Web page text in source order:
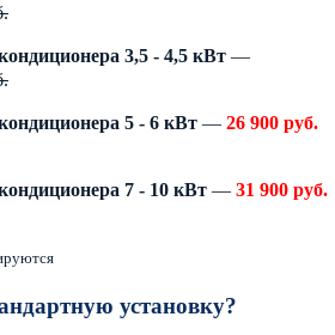
3,5 - 4,5 кВт —
5 - 6 кВт — 26 900 руб.
7 - 10 кВт — 31 900 руб.
установку?